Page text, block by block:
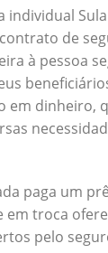
individual
de
à pessoa
em dinheiro,
paga um
em troca
pelo